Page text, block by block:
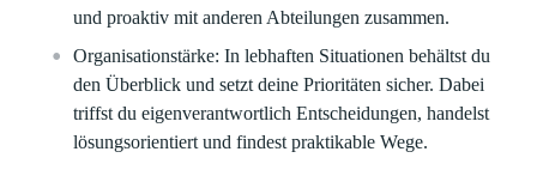
und proaktiv mit anderen Abteilungen zusammen.
Organisationstärke:In lebhaften Situationen behältst du
den Überblick und setzt deine Prioritäten sicher. Dabei
triffst du eigenverantwortlich Entscheidungen, handelst
lösungsorientiert und findest praktikable Wege.